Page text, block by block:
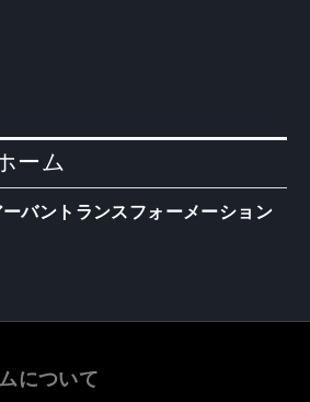
ーム
ーバントランスフォーメーション
について